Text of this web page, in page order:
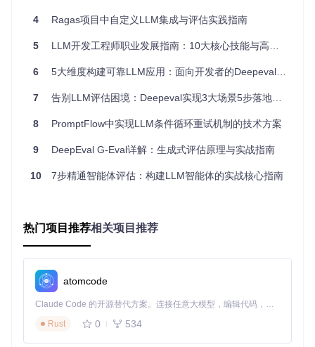
RAG系统评估
答案相关性：衡量回答与问题的匹配程度
忠实度：检测回答是否与提供的上下文一致
上下文精度：评估检索到的信息质量
智能体评估
任务完成度：判断AI是否达成预设目标
工具正确性：验证工具调用的准确性
对话系统评估
知识保留：评估多轮对话中的信息连贯性
Deepeval提供直观的评估结果可视化界面，帮助开发者快速识
别模型问题
原理：所有评估模型在本地运行，无需将数据发送至第三方服
务 优势：完全掌控数据隐私，满足合规要求，评估过程不受网
定要求
4 Ragas项目中自定义LLM集成与评估实践指南
5 LLM开发工程师职业发展指南：10大核心技能与高薪岗位需求解析
6 5大维度构建可靠LLM应用：面向开发者的Deepeval评估指南
7 告别LLM评估困境：Deepeval实现3大场景5步落地的质量保障方案
8 PromptFlow中实现LLM条件循环重试机制的技术方案
9 DeepEval G-Eval详解：生成式评估原理与实战指南
10 7步精通智能体评估：构建LLM智能体的实战核心指南
热门项目推荐相关项目推荐
atomcode
Claude Code 的开源替代方案。连接任意大模型，编辑代码，运行命令，自动验证 — 全自动执行。用 Rust 构建，极致性能。 ｜ An open-source alternative to Claude Code. Connect any LLM, edit code, run commands, and verify changes — autonomously. Built in Rust for speed. Get Started
Rust
0 534